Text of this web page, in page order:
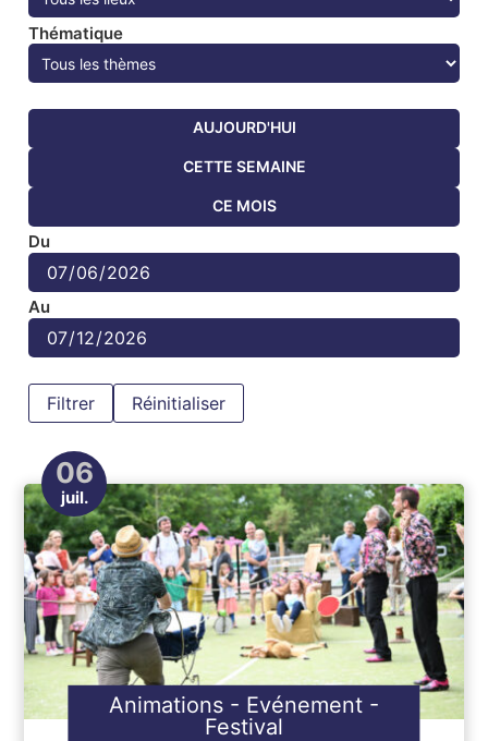
Thématique
AUJOURD'HUI
CETTE SEMAINE
CE MOIS
Du
Au
Réinitialiser
06
juil.
Animations - Evénement -
Festival